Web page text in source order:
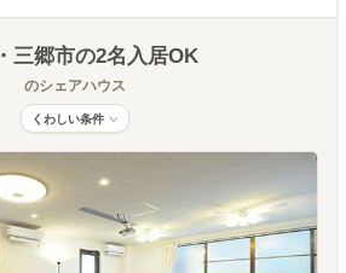
・三郷市の2名入居OK
のシェアハウス
くわしい条件